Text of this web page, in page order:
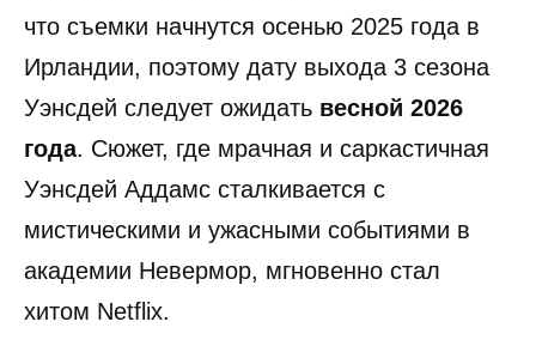
что съемки начнутся осенью 2025 года в
Ирландии, поэтому дату выхода 3 сезона
Уэнсдей следует ожидать весной 2026
года. Сюжет, где мрачная и саркастичная
Уэнсдей Аддамс сталкивается с
мистическими и ужасными событиями в
академии Невермор, мгновенно стал
хитом Netflix.